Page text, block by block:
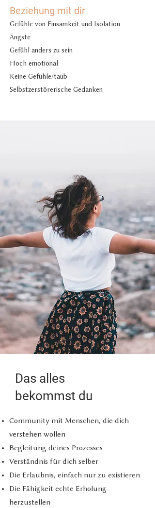
Beziehung mit dir
Gefühle von Einsamkeit und Isolation
Ängste
Gefühl anders zu sein
Hoch emotional
Keine Gefühle/taub
Selbstzerstörerische Gedanken
Das alles
bekommst du
Community mit Menschen, die dich
verstehen wollen
Begleitung deines Prozesses
Verständnis für dich selber
Die Erlaubnis, einfach nur zu existieren
Die Fähigkeit echte Erholung
herzustellen